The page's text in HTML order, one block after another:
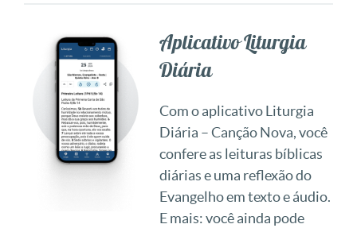
Aplicativo Liturgia
Diária
Com o aplicativo Liturgia
Diária – Canção Nova, você
confere as leituras bíblicas
diárias e uma reflexão do
Evangelho em texto e áudio.
E mais: você ainda pode